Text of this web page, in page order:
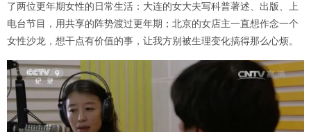
了两位更年期女性的日常生活：大连的女大夫写科普著述、出版、上
电台节目，用共享的阵势渡过更年期；北京的女店主一直想作念一个
女性沙龙，想干点有价值的事，让我方别被生理变化搞得那么心烦。